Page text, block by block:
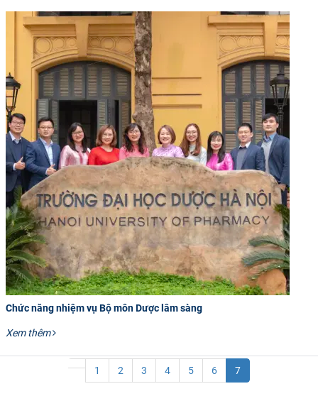
Chức năng nhiệm vụ Bộ môn Dược lâm sàng
Xem thêm
1 2 3 4 5 6 7